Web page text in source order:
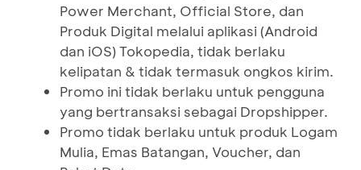
Power Merchant, Official Store, dan
Produk Digital melalui aplikasi (Android
dan iOS) Tokopedia, tidak berlaku
kelipatan & tidak termasuk ongkos kirim.
Promo ini tidak berlaku untuk pengguna
yang bertransaksi sebagai Dropshipper.
Promo tidak berlaku untuk produk Logam
Mulia, Emas Batangan, Voucher, dan